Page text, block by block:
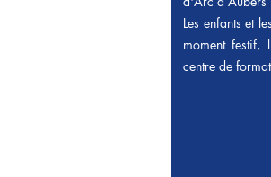
Les enfants et
moment
centre de